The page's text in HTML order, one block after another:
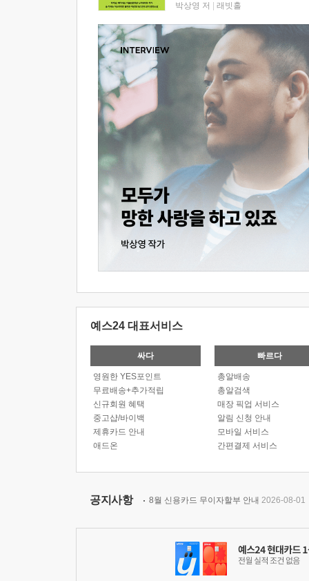
박상영 저 래빗홀
예스24 대표서비스
싸다
영원한 YES포인트
무료배송+추가적립
신규회원 혜택
중고샵/바이백
제휴카드 안내
애드온
빠르다
총알배송
총알검색
매장 픽업 서비스
알림 신청 안내
모바일 서비스
간편결제 서비스
공지사항 8월 신용카드 무이자할부 안내 2026-08-01